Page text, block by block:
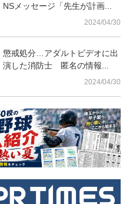
核都市広域幹線道路地元検討会で
都心線―東北道付近のルート帯案
所・埼玉県・さいたま市提供）
NSメッセージ「先生が計画...
2024/04/30
懲戒処分…アダルトビデオに出
演した消防士 匿名の情報...
2024/04/30